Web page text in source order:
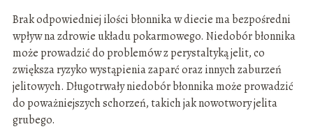
Brak odpowiedniej ilości błonnika w diecie ma bezpośredni
wpływ na zdrowie układu pokarmowego. Niedobór błonnika
może prowadzić do problemów z perystaltyką jelit, co
zwiększa ryzyko wystąpienia zaparć oraz innych zaburzeń
jelitowych. Długotrwały niedobór błonnika może prowadzić
do poważniejszych schorzeń, takich jak nowotwory jelita
grubego.